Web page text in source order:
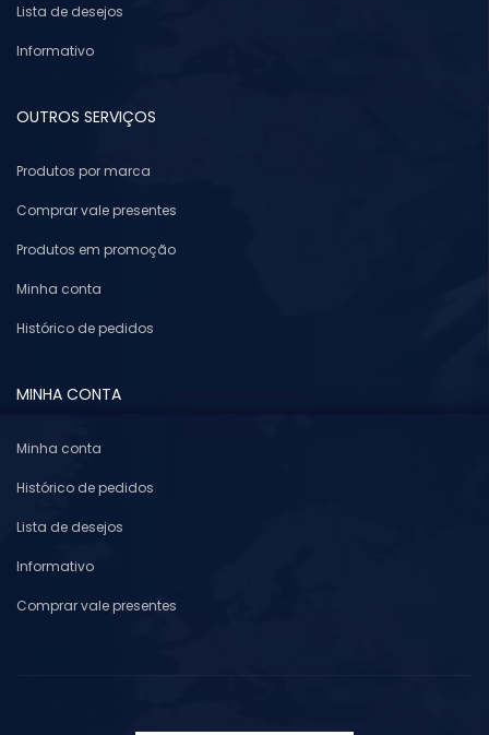
Lista de desejos
Informativo
OUTROS SERVIÇOS
Produtos por marca
Comprar vale presentes
Produtos em promoção
Minha conta
Histórico de pedidos
MINHA CONTA
Minha conta
Histórico de pedidos
Lista de desejos
Informativo
Comprar vale presentes